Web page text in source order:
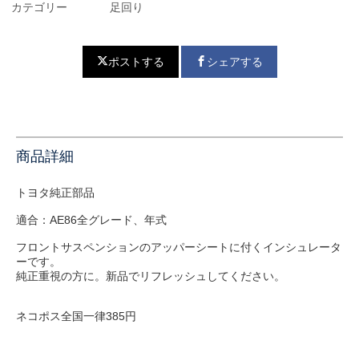
カテゴリー 足回り
ポストする シェアする
商品詳細
トヨタ純正部品
適合：AE86全グレード、年式
フロントサスペンションのアッパーシートに付くインシュレータ
ーです。
純正重視の方に。新品でリフレッシュしてください。
ネコポス全国一律385円